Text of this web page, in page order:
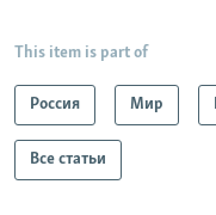
This item is part of
Россия Мир
Все статьи